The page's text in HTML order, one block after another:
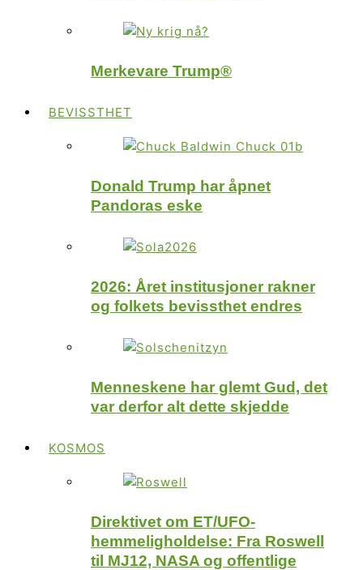
Merkevare Trump®
BEVISSTHET
Donald Trump har åpnet
Pandoras eske
2026: Året institusjoner rakner
og folkets bevissthet endres
Menneskene har glemt Gud, det
var derfor alt dette skjedde
KOSMOS
Direktivet om ET/UFO-
hemmeligholdelse: Fra Roswell
til MJ12, NASA og offentlige